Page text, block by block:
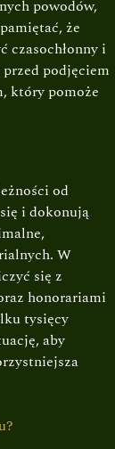
powodów,
że
czasochłonny i
podjęciem
który pomoże
od
i dokonują
W
się z
honorariami
tysięcy
aby